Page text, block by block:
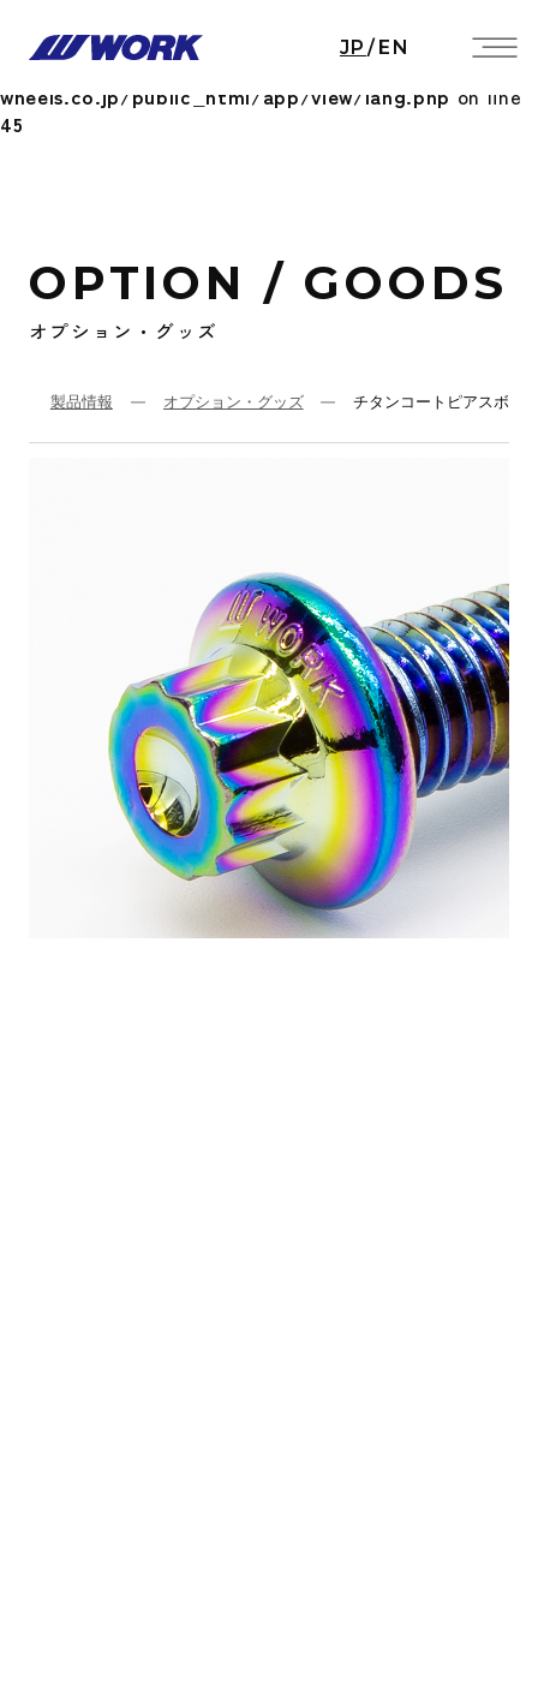
Notice: Undefined index: HTTP_ACCEPT_LANGUAGE
/home/workwheels/work-
wheels.co.jp/public_html/app/view/lang.php on line
45
JP / EN
OPTION / GOODS
オプション・グッズ
製品情報 オプション・グッズ チタンコートピアスボル